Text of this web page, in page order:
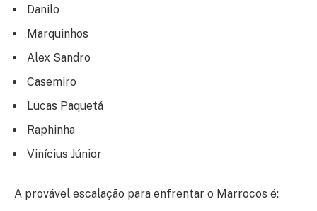
Danilo
Marquinhos
Alex Sandro
Casemiro
Lucas Paquetá
Raphinha
Vinícius Júnior
A provável escalação para enfrentar o Marrocos é: